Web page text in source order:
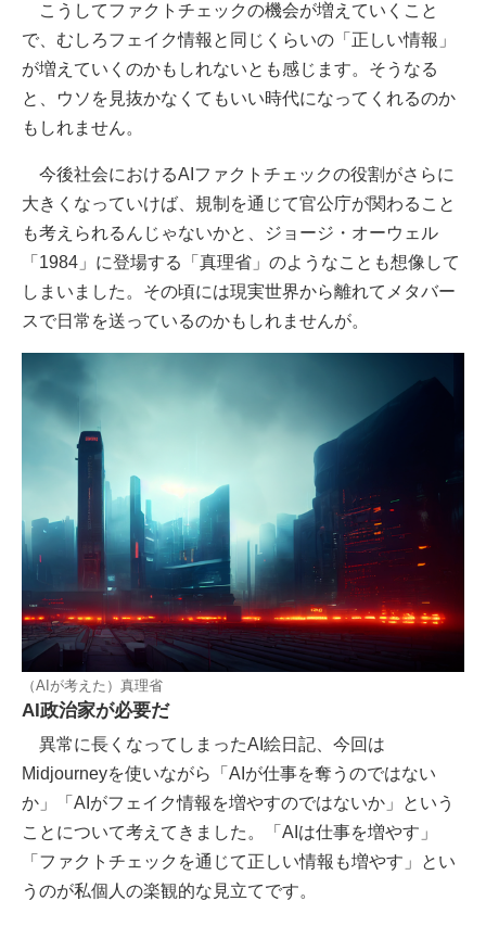
こうしてファクトチェックの機会が増えていくこと
で、むしろフェイク情報と同じくらいの「正しい情報」
が増えていくのかもしれないとも感じます。そうなる
と、ウソを見抜かなくてもいい時代になってくれるのか
もしれません。
今後社会におけるAIファクトチェックの役割がさらに
大きくなっていけば、規制を通じて官公庁が関わること
も考えられるんじゃないかと、ジョージ・オーウェル
「1984」に登場する「真理省」のようなことも想像して
しまいました。その頃には現実世界から離れてメタバー
スで日常を送っているのかもしれませんが。
（AIが考えた）真理省
AI政治家が必要だ
異常に長くなってしまったAI絵日記、今回は
Midjourneyを使いながら「AIが仕事を奪うのではない
か」「AIがフェイク情報を増やすのではないか」という
ことについて考えてきました。「AIは仕事を増やす」
「ファクトチェックを通じて正しい情報も増やす」とい
うのが私個人の楽観的な見立てです。